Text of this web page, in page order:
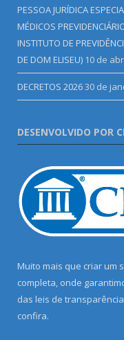
PESSOA JURÍDICA
MÉDICOS
INSTITUTO DE
DE DOM ELISEU) 10 de
DECRETOS 202630 de
DESENVOLVIDO POR
Muito mais que criar um
completa, onde
das leis de
confira.